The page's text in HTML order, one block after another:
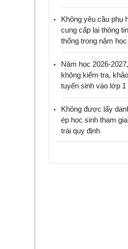
Không yêu cầu phụ
cung cấp lại thông
thống trong năm
Năm học 2026-
không kiểm tra,
tuyển sinh vào lớp 1
Không được lấy
ép học sinh tham
trái quy định